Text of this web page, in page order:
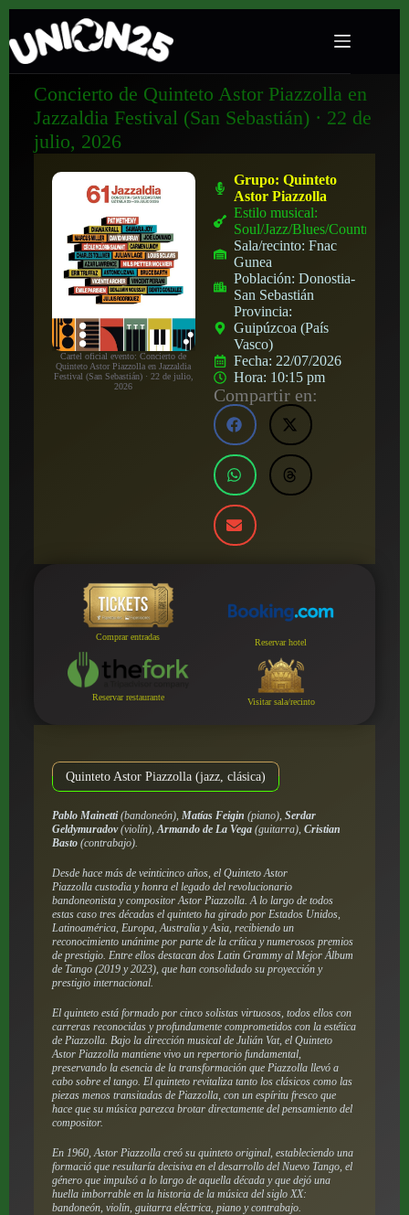
Concierto de Quinteto Astor Piazzolla en
Jazzaldia Festival (San Sebastián) · 22 de
julio, 2026
Cartel oficial evento: Concierto de
Quinteto Astor Piazzolla en Jazzaldia
Festival (San Sebastián) · 22 de julio,
2026
Grupo:Quinteto
Astor Piazzolla
Estilo musical:
Soul/Jazz/Blues/Country
Sala/recinto:Fnac
Gunea
Población:Donostia-
San Sebastián
Provincia:
Guipúzcoa (País
Vasco)
Fecha: 22/07/2026
Hora: 10:15 pm
Compartir en:
Comprar entradas
Reservar hotel
Reservar restaurante Visitar sala/recinto
Quinteto Astor Piazzolla (jazz, clásica)
Pablo Mainetti(bandoneón), Matías Feigin (piano), Serdar
Geldymuradov(violín),Armando de La Vega(guitarra), Cristian
Basto(contrabajo).
Desde hace más de veinticinco años, el Quinteto Astor
Piazzolla custodia y honra el legado del revolucionario
bandoneonista y compositor Astor Piazzolla. A lo largo de todos
estas caso tres décadas el quinteto ha girado por Estados Unidos,
Latinoamérica, Europa, Australia y Asia, recibiendo un
reconocimiento unánime por parte de la crítica y numerosos premios
de prestigio. Entre ellos destacan dos Latin Grammy al Mejor Álbum
de Tango (2019 y 2023), que han consolidado su proyección y
prestigio internacional.
El quinteto está formado por cinco solistas virtuosos, todos ellos con
carreras reconocidas y profundamente comprometidos con la estética
de Piazzolla. Bajo la dirección musical de Julián Vat, el Quinteto
Astor Piazzolla mantiene vivo un repertorio fundamental,
preservando la esencia de la transformación que Piazzolla llevó a
cabo sobre el tango. El quinteto revitaliza tanto los clásicos como las
piezas menos transitadas de Piazzolla, con un espíritu fresco que
hace que su música parezca brotar directamente del pensamiento del
compositor.
En 1960, Astor Piazzolla creó su quinteto original, estableciendo una
formació que resultaría decisiva en el desarrollo del Nuevo Tango, el
género que impulsó a lo largo de aquella década y que dejó una
huella imborrable en la historia de la música del siglo XX:
bandoneón, violín, guitarra eléctrica, piano y contrabajo.